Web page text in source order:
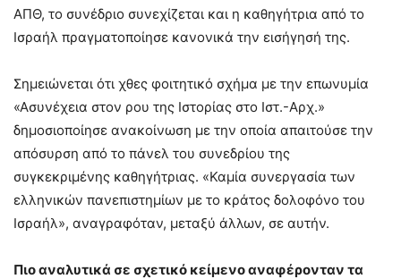
ΑΠΘ, το συνέδριο συνεχίζεται και η καθηγήτρια από το
Ισραήλ πραγματοποίησε κανονικά την εισήγησή της.
Σημειώνεται ότι χθες φοιτητικό σχήμα με την επωνυμία
«Ασυνέχεια στον ρου της Ιστορίας στο Ιστ.-Αρχ.»
δημοσιοποίησε ανακοίνωση με την οποία απαιτούσε την
απόσυρση από το πάνελ του συνεδρίου της
συγκεκριμένης καθηγήτριας. «Καμία συνεργασία των
ελληνικών πανεπιστημίων με το κράτος δολοφόνο του
Ισραήλ», αναγραφόταν, μεταξύ άλλων, σε αυτήν.
Πιο αναλυτικά σε σχετικό κείμενο αναφέρονταν τα